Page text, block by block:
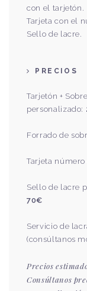
con el tarjetón.
Tarjeta con el
Sello de lacre.
PRECIOS
Tarjetón +
personalizado:
Forrado de
Tarjeta
Sello de lacre
70€
Servicio de
(consúltanos
Precios
Consúltanos